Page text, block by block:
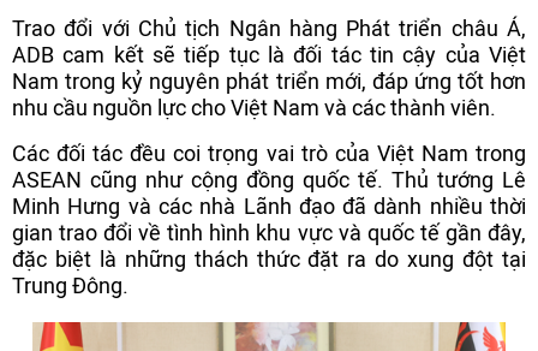
Trao đổi với Chủ tịch Ngân hàng Phát triển châu Á,
ADB cam kết sẽ tiếp tục là đối tác tin cậy của Việt
Nam trong kỷ nguyên phát triển mới, đáp ứng tốt hơn
nhu cầu nguồn lực cho Việt Nam và các thành viên.
Các đối tác đều coi trọng vai trò của Việt Nam trong
ASEAN cũng như cộng đồng quốc tế. Thủ tướng Lê
Minh Hưng và các nhà Lãnh đạo đã dành nhiều thời
gian trao đổi về tình hình khu vực và quốc tế gần đây,
đặc biệt là những thách thức đặt ra do xung đột tại
Trung Đông.